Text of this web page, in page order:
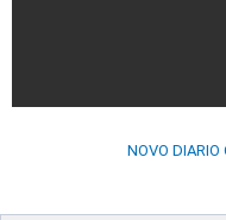
NOVO DIARIO